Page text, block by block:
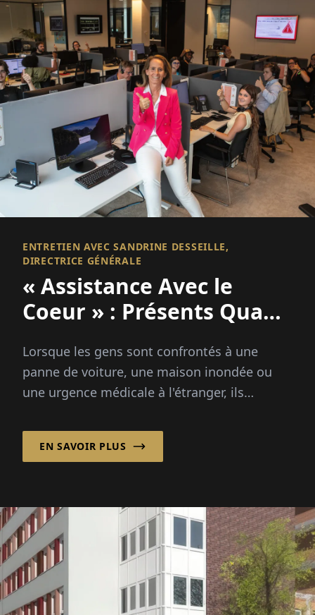
ENTRETIEN AVEC SANDRINE DESSEILLE,
DIRECTRICE GÉNÉRALE
« Assistance Avec le
Coeur » : Présents Quand
Lorsque les gens sont confrontés à une
panne de voiture, une maison inondée ou
une urgence médicale à l'étranger, ils
ont besoin de réassurance, de guidance...
EN SAVOIR PLUS